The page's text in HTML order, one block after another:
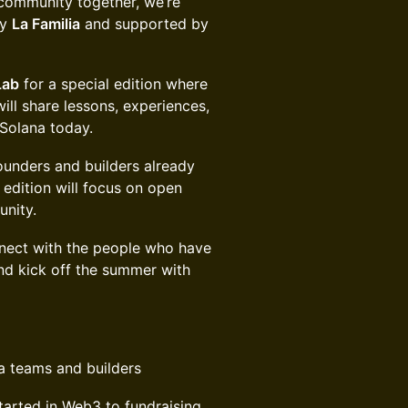
La Familia and supported by
for a special edition where
share lessons, experiences,
today.
and builders already
will focus on open
with the people who have
kick off the summer with
teams and builders